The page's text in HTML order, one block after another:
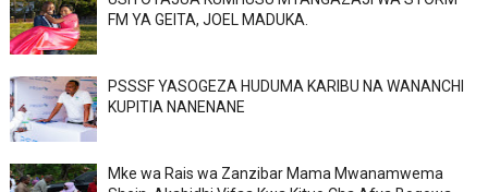
FM YA GEITA, JOEL MADUKA.
PSSSF YASOGEZA HUDUMA KARIBU NA WANANCHI
KUPITIA NANENANE
Mke wa Rais wa Zanzibar Mama Mwanamwema